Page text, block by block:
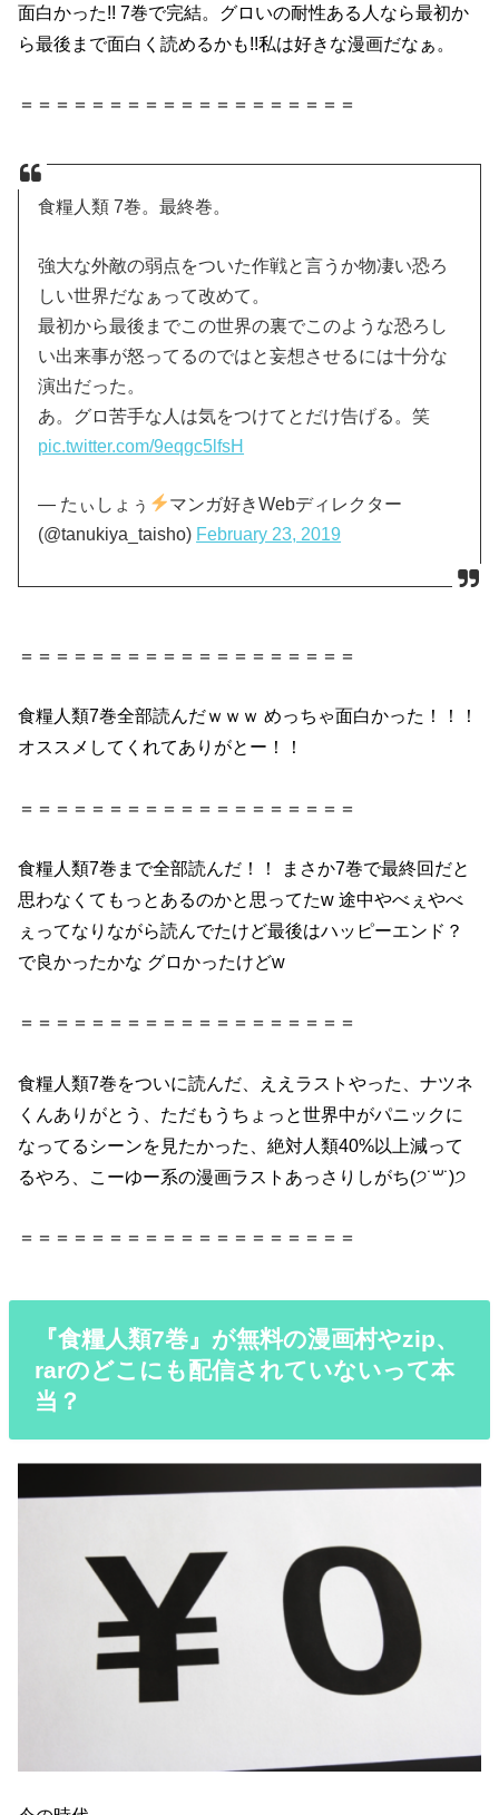
面白かった!!7巻で完結。グロいの耐性ある人なら最初か
ら最後まで面白く読めるかも!!私は好きな漫画だなぁ。
＝＝＝＝＝＝＝＝＝＝＝＝＝＝＝＝＝＝＝
食糧人類 7巻。最終巻。
強大な外敵の弱点をついた作戦と言うか物凄い恐ろ
しい世界だなぁって改めて。
最初から最後までこの世界の裏でこのような恐ろし
い出来事が怒ってるのではと妄想させるには十分な
演出だった。
あ。グロ苦手な人は気をつけてとだけ告げる。笑
pic.twitter.com/9eqgc5lfsH
— たぃしょぅ
マンガ好きWebディレクター
(@tanukiya_taisho) February 23, 2019
＝＝＝＝＝＝＝＝＝＝＝＝＝＝＝＝＝＝＝
食糧人類7巻全部読んだｗｗｗ めっちゃ面白かった！！！
オススメしてくれてありがとー！！
＝＝＝＝＝＝＝＝＝＝＝＝＝＝＝＝＝＝＝
食糧人類7巻 まで全部読んだ ！！ まさか7巻で最終回だと
思わなくてもっとあるのかと思ってたw 途中やべぇやべ
ぇってなりながら読んでたけど最後はハッピーエンド？
で良かったかな グロかったけどw
＝＝＝＝＝＝＝＝＝＝＝＝＝＝＝＝＝＝＝
食糧人類7巻をついに読んだ 、ええラストやった、ナツネ
くんありがとう、ただもうちょっと世界中がパニックに
なってるシーンを見たかった、絶対人類40%以上減って
るやろ、こーゆー系の漫画ラストあっさりしがち(੭˙꒳​˙)੭
＝＝＝＝＝＝＝＝＝＝＝＝＝＝＝＝＝＝＝
『食糧人類7巻』が無料の漫画村やzip、
rarのどこにも配信されていないって本
当？